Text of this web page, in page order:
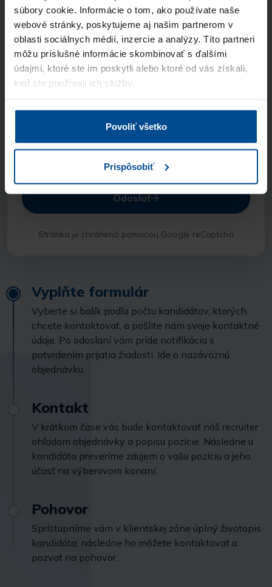
súbory cookie. Informácie o tom, ako používate naše
webové stránky, poskytujeme aj našim partnerom v
oblasti sociálnych médií, inzercie a analýzy. Títo partneri
môžu príslušné informácie skombinovať s ďalšími
údajmi, ktoré ste im poskytli alebo ktoré od vás získali,
keď ste používali ich služby.
Povoliť všetko
Prispôsobiť
Telefón
Názov spoločnosti
Odkiaľ ste sa nás dozvedeli?
Súhlasím so spracúvanímosobných údajov
a vyhlasujem, že som sa oboznámil so
zásadami ochrany osobných údajov
Odoslať
Stránka je chránená pomocou Google reCaptcha
Vyplňte formulár
Vyberte si balík podľa počtu kandidátov, ktorých
chcete kontaktovať, a pošlite nám svoje kontaktné
údaje. Po odoslaní vám príde notifikácia s
potvrdením prijatia žiadosti. Ide o nazáväznú
objednávku.
Kontakt
V krátkom čase vás bude kontaktovať náš recruiter
ohľadom objednávky a popisu pozície. Následne u
kandidáta preveríme záujem o vašu pozíciu a jeho
účasť na výberovom konaní.
Pohovor
Sprístupníme vám v klientskej zóne úplný životopis
kandidáta, následne ho môžete kontaktovať a
pozvať na pohovor.